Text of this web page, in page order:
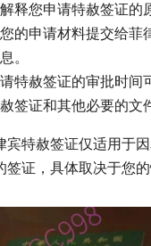
释您申请特赦签证的
的申请材料提交给菲
。
特赦签证的审批时间
签证和其他必要的文
宾特赦签证仅适用于
签证，具体取决于您